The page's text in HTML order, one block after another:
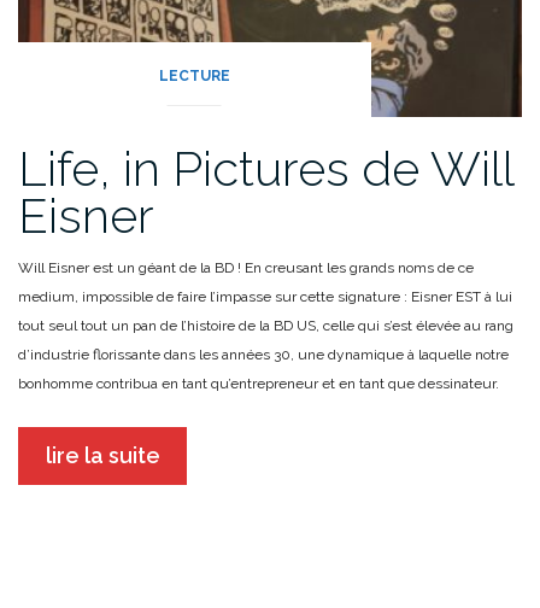
LECTURE
Life, in Pictures de Will
Eisner
Will Eisner est un géant de la BD ! En creusant les grands noms de ce
medium, impossible de faire l’impasse sur cette signature : Eisner EST à lui
tout seul tout un pan de l’histoire de la BD US, celle qui s’est élevée au rang
d’industrie florissante dans les années 30, une dynamique à laquelle notre
bonhomme contribua en tant qu’entrepreneur et en tant que dessinateur.
lire la suite